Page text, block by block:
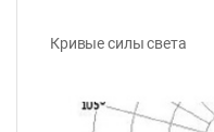
Кривые силы света